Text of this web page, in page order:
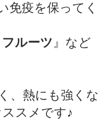
免疫を保ってく
ルーツ 』など
、熱にも強くな
スメです♪